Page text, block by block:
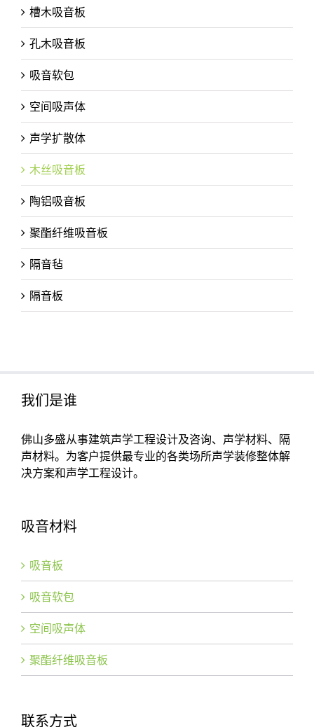
槽木吸音板
孔木吸音板
吸音软包
空间吸声体
声学扩散体
木丝吸音板
陶铝吸音板
聚酯纤维吸音板
隔音毡
隔音板
我们是谁
佛山多盛从事建筑声学工程设计及咨询、声学材料、隔
声材料。为客户提供最专业的各类场所声学装修整体解
决方案和声学工程设计。
吸音材料
吸音板
吸音软包
空间吸声体
聚酯纤维吸音板
联系方式